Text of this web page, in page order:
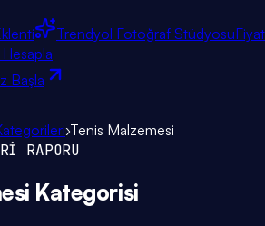
Trendyol Fotoğraf Stüdyosu
Başla
›Tenis Malzemesi
RAPORU
Kategorisi